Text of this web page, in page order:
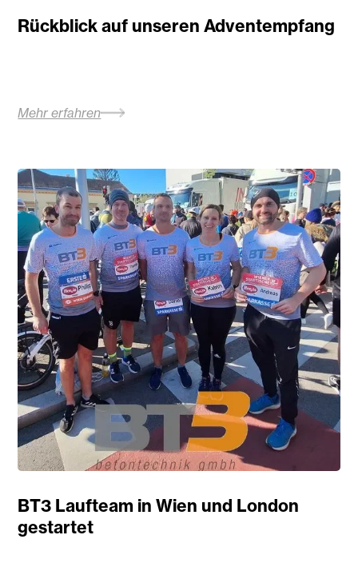
Rückblick auf unseren Adventempfang
Mehr erfahren
BT3 Laufteam in Wien und London
gestartet